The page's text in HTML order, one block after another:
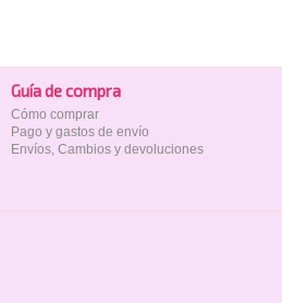
Guía de compra
Cómo comprar
Pago y gastos de envío
Envíos, Cambios y devoluciones